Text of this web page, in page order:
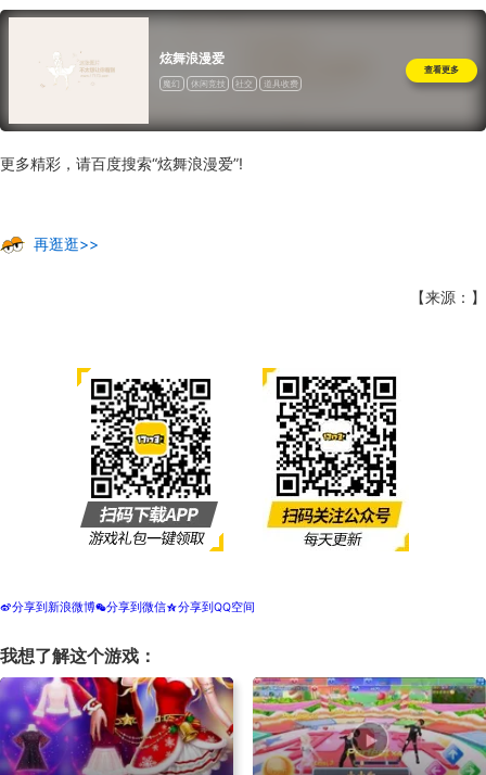
炫舞浪漫爱
魔幻 休闲竞技 社交 道具收费
查看更多
更多精彩，请百度搜索“炫舞浪漫爱”!
再逛逛>>
【来源：】
t分享到新浪微博w分享到微信z分享到QQ空间
我想了解这个游戏：